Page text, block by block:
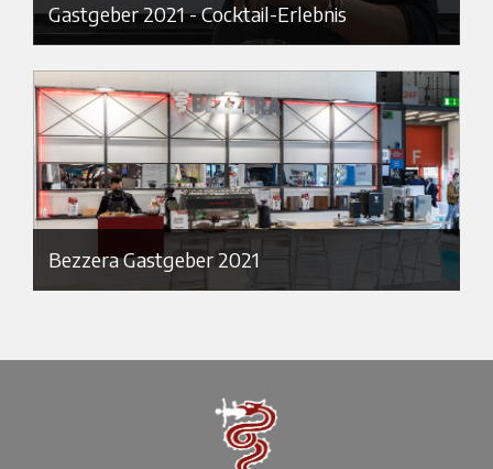
Gastgeber 2021 - Cocktail-Erlebnis
Bezzera Gastgeber 2021